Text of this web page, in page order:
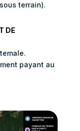
terrain).
DE
payant au